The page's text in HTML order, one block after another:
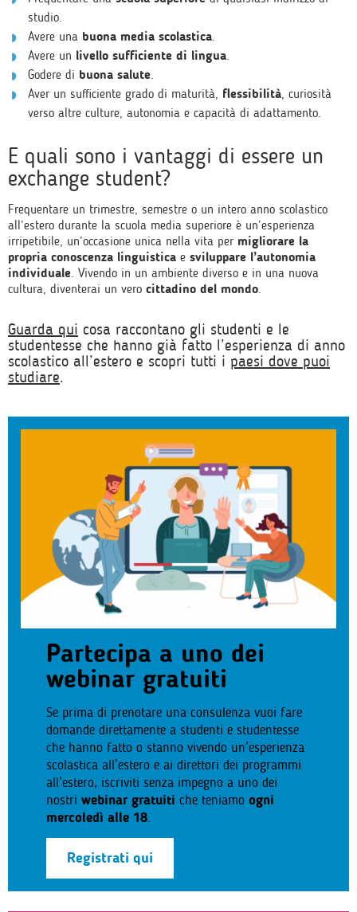
studio.
Avere una buona media scolastica.
Avere un livello sufficiente di lingua.
Godere di buona salute.
Aver un sufficiente grado di maturità, flessibilità, curiosità
verso altre culture, autonomia e capacità di adattamento.
E quali sono i vantaggi di essere un
exchange student?
Frequentare un trimestre, semestre o un intero anno scolastico
all’estero durante la scuola media superiore è un’esperienza
irripetibile, un’occasione unica nella vita per migliorare la
propria conoscenza linguistica e sviluppare l’autonomia
individuale. Vivendo in un ambiente diverso e in una nuova
cultura, diventerai un vero cittadino del mondo.
Guarda qui cosa raccontano gli studenti e le
studentesse che hanno già fatto l’esperienza di anno
scolastico all’estero e scopri tutti i paesi dove puoi
studiare.
Partecipa a uno dei
webinar gratuiti
Se prima di prenotare una consulenza vuoi fare
domande direttamente a studenti e studentesse
che hanno fatto o stanno vivendo un’esperienza
scolastica all’estero e ai direttori dei programmi
all’estero, iscriviti senza impegno a uno dei
nostri webinar gratuiti che teniamoogni
mercoledì alle 18.
Registrati qui